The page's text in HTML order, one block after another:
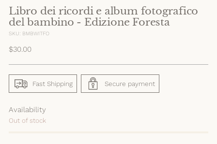
Libro dei ricordi e album fotografico
del bambino - Edizione Foresta
SKU: BMBWITFO
Regular
$30.00
Fast Shipping Secure payment
Availability
Out of stock